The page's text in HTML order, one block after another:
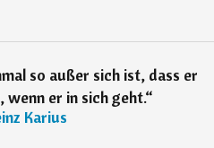
so außer sich ist, dass er
wenn er in sich geht.“
Karius